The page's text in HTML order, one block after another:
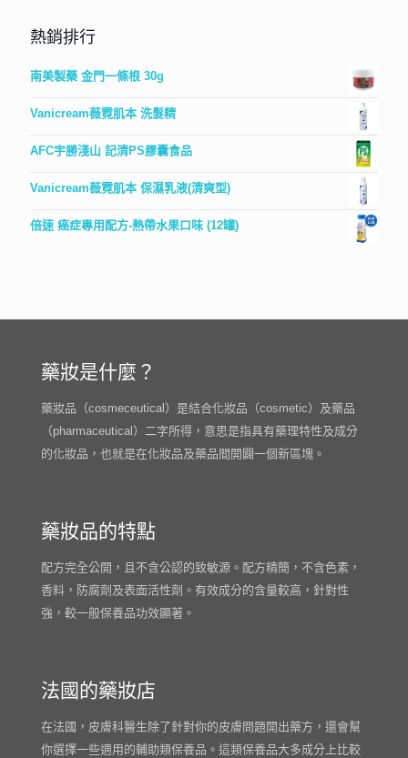
熱銷排行
南美製藥 金門一條根 30g
Vanicream薇霓肌本 洗髮精
AFC宇勝淺山 記清PS膠囊食品
Vanicream薇霓肌本 保濕乳液(清爽型)
倍速 癌症專用配方-熱帶水果口味 (12罐)
藥妝是什麼？
藥妝品（cosmeceutical）是結合化妝品（cosmetic）及藥品
（pharmaceutical）二字所得，意思是指具有藥理特性及成分
的化妝品，也就是在化妝品及藥品間開闢一個新區塊。
藥妝品的特點
配方完全公開，且不含公認的致敏源。配方精簡，不含色素，
香料，防腐劑及表面活性劑。有效成分的含量較高，針對性
強，較一般保養品功效顯著。
法國的藥妝店
在法國，皮膚科醫生除了針對你的皮膚問題開出藥方，還會幫
你選擇一些適用的輔助類保養品。這類保養品大多成分上比較